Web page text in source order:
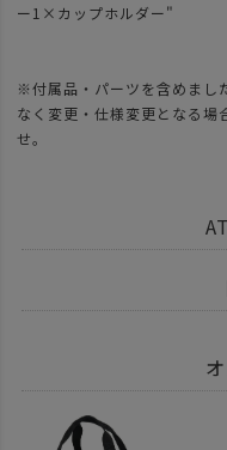
ー1×カップホルダー"
※付属品・パーツを含めまし
なく変更・仕様変更となる場
せ。